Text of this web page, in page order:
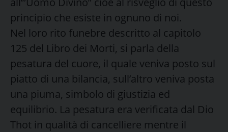
principio che esiste in ognuno di noi.
Nel loro rito funebre descritto al capitolo
125 del Libro dei Morti, si parla della
pesatura del cuore, il quale veniva posto sul
piatto di una bilancia, sull’altro veniva posta
una piuma, simbolo di giustizia ed
equilibrio. La pesatura era verificata dal Dio
Thot in qualità di cancelliere mentre il